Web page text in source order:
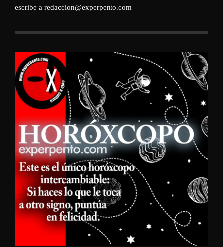
escribe a redaccion@experpento.com